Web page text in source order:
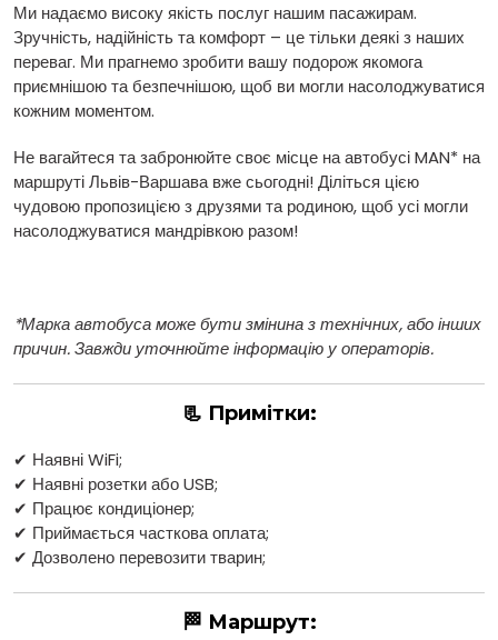
Ми надаємо високу якість послуг нашим пасажирам.
Зручність, надійність та комфорт – це тільки деякі з наших
переваг. Ми прагнемо зробити вашу подорож якомога
приємнішою та безпечнішою, щоб ви могли насолоджуватися
кожним моментом.
Не вагайтеся та забронюйте своє місце на автобусі MAN* на
маршруті Львів-Варшава вже сьогодні! Діліться цією
чудовою пропозицією з друзями та родиною, щоб усі могли
насолоджуватися мандрівкою разом!
*Марка автобуса може бути змінина з технічних, або інших
причин. Завжди уточнюйте інформацію у операторів.
📃 Примітки:
✔ Наявні WiFi;
✔ Наявні розетки або USB;
✔ Працює кондиціонер;
✔ Приймається часткова оплата;
✔ Дозволено перевозити тварин;
🏁 Маршрут: